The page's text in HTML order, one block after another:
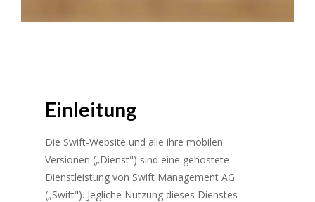
Einleitung
Die Swift-Website und alle ihre mobilen
Versionen („Dienst") sind eine gehostete
Dienstleistung von Swift Management AG
(„Swift"). Jegliche Nutzung dieses Dienstes